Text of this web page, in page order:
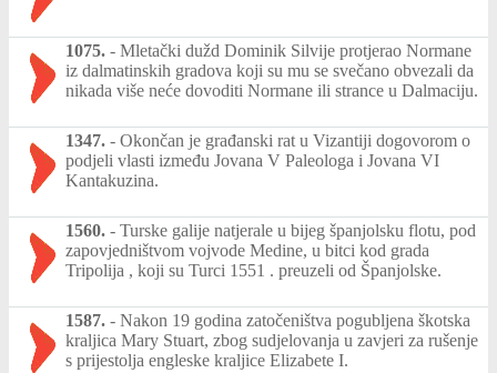
1075. - Mletački dužd Dominik Silvije protjerao Normane
iz dalmatinskih gradova koji su mu se svečano obvezali da
nikada više neće dovoditi Normane ili strance u Dalmaciju.
1347. - Okončan je građanski rat u Vizantiji dogovorom o
podjeli vlasti između Jovana V Paleologa i Jovana VI
Kantakuzina.
1560. - Turske galije natjerale u bijeg španjolsku flotu, pod
zapovjedništvom vojvode Medine, u bitci kod grada
Tripolija , koji su Turci 1551 . preuzeli od Španjolske.
1587. - Nakon 19 godina zatočeništva pogubljena škotska
kraljica Mary Stuart, zbog sudjelovanja u zavjeri za rušenje
s prijestolja engleske kraljice Elizabete I.